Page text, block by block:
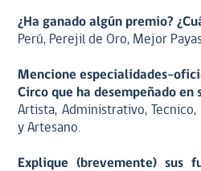
¿Ha ganado algún premio?
Perú, Perejil de Oro, Mejor
Mencione especialidades-
Circo que ha desempeñado en
Artista, Administrativo,
y Artesano.
Explique (brevemente) sus